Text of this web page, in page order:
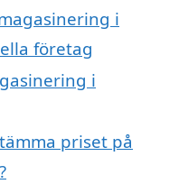
i
företag
i
priset på